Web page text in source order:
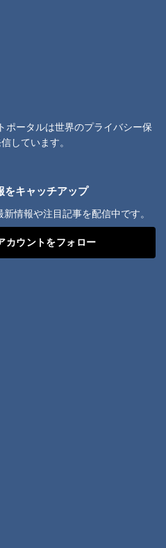
ポータルは世界のプライバシー保
しています。
キャッチアップ
情報や注目記事を配信中です。
ウントをフォロー